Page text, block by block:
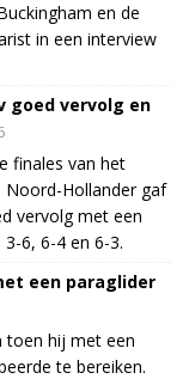
en de
in een interview
goed vervolg en
finales van het
Hollander gaf
vervolg met een
6, 6-4 en 6-3.
een paraglider
toen hij met een
te bereiken.